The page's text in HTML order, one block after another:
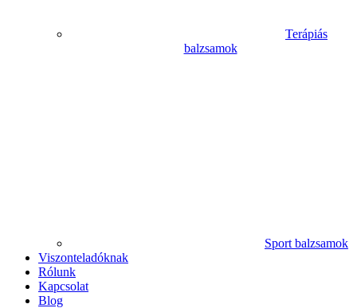
Terápiás
balzsamok
Sport balzsamok
Viszonteladóknak
Rólunk
Kapcsolat
Blog